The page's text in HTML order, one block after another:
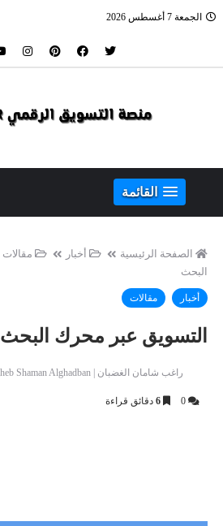
الجمعة 7 أغسطس 2026
القائمة
الصفحة الرئيسية أخبار مقالات
البحث
أخبار مقالات
التسويق عبر محرك البحث
راغب شامان الغضبان | Ragheb Shaman Alghadban
0
6 دقائق قراءة